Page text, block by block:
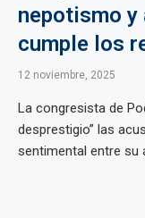
nepotismo y
cumple los
12 noviembre, 2025
La congresista de
desprestigio” las
sentimental entre su